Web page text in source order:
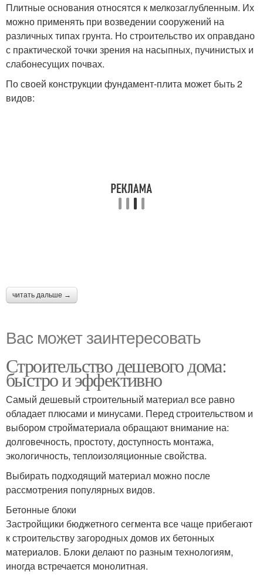
Плитные основания относятся к мелкозаглубленным. Их
можно применять при возведении сооружений на
различных типах грунта. Но строительство их оправдано
с практической точки зрения на насыпных, пучинистых и
слабонесущих почвах.
По своей конструкции фундамент-плита может быть 2
видов:
читать дальше →
Вас может заинтересовать
Строительство дешевого дома:
быстро и эффективно
Самый дешевый строительный материал все равно
обладает плюсами и минусами. Перед строительством и
выбором стройматериала обращают внимание на:
долговечность, простоту, доступность монтажа,
экологичность, теплоизоляционные свойства.
Выбирать подходящий материал можно после
рассмотрения популярных видов.
Бетонные блоки
Застройщики бюджетного сегмента все чаще прибегают
к строительству загородных домов их бетонных
материалов. Блоки делают по разным технологиям,
иногда встречается монолитная.